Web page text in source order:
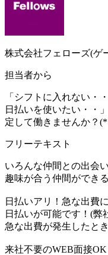
株式会社フェローズ(ゲ
担当者から
「シフトに入れない・
日払いを使いたい・・
定して働きませんか？
フリーテキスト
いろんな仲間との出会
趣味が合う仲間ができ
日払いアリ！急な出費
日払いが可能です！(弊
急な出費が発生したと
来社不要のWEB面接OK